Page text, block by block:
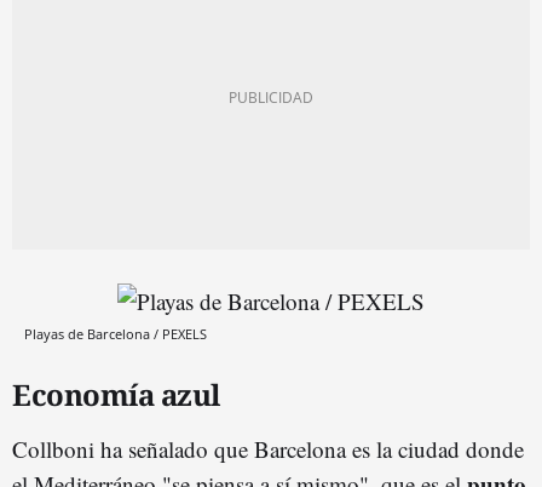
Playas de Barcelona / PEXELS
Economía azul
Collboni ha señalado que Barcelona es la ciudad donde